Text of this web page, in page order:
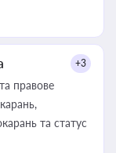
+3
правове
та статус